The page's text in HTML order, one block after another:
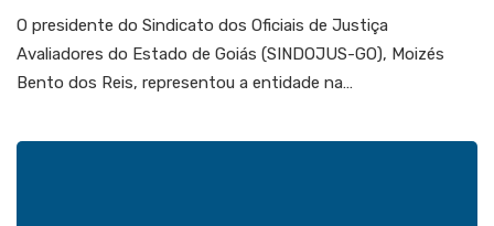
O presidente do Sindicato dos Oficiais de Justiça
Avaliadores do Estado de Goiás (SINDOJUS-GO), Moizés
Bento dos Reis, representou a entidade na…